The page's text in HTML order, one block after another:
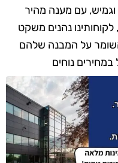
וגמיש, עם מענה מהיר
נהנים משקט
השומר על המבנה שלהם
נוחים